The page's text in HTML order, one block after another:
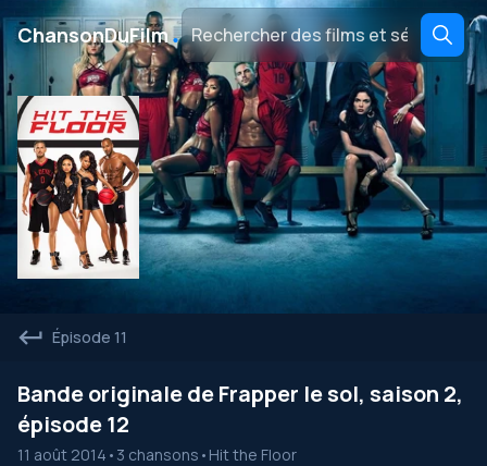
ChansonDuFilm․
Épisode 11
Bande originale de Frapper le sol, saison 2,
épisode 12
11 août 2014 • 3 chansons • Hit the Floor